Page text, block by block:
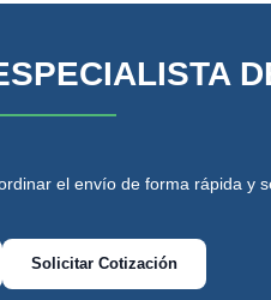
el envío de forma rápida y
Solicitar Cotización